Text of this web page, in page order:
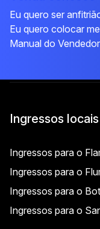
Eu quero ser
Eu quero colocar
Manual do Vendedor
Ingressos locais
Ingressos para o
Ingressos para o
Ingressos para o
Ingressos para o